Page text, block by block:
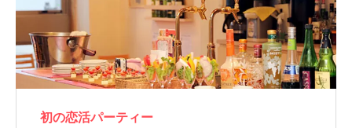
初の恋活パーティー